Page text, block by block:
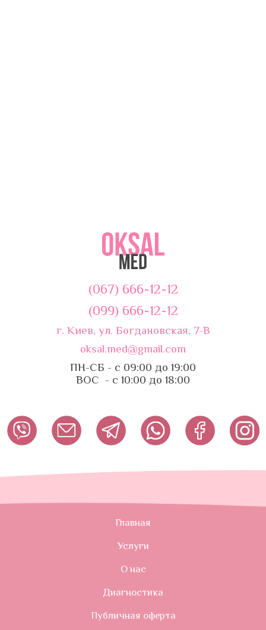
(067) 666-12-12
(099) 666-12-12
г. Киев, ул. Богдановская, 7-В
oksal.med@gmail.com
ПН-СБ - с 09:00 до 19:00
ВОС - с 10:00 до 18:00
Главная
Услуги
О нас
Диагностика
Публичная оферта